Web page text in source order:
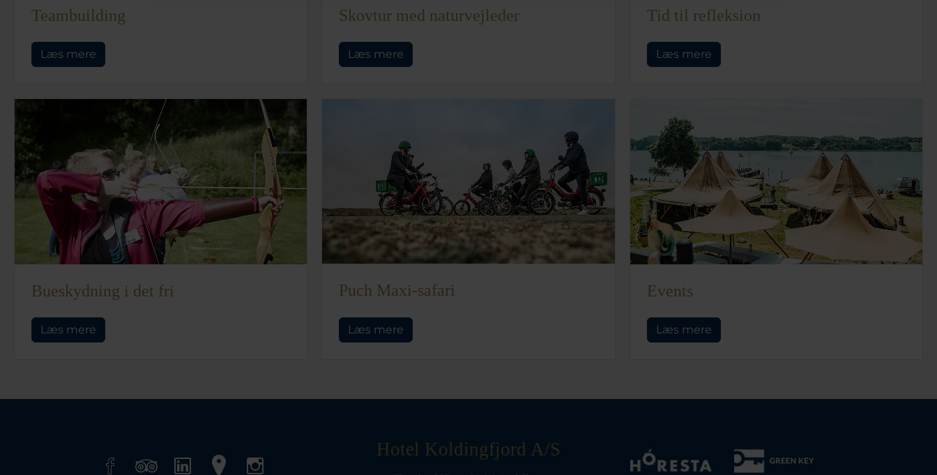
Teambuilding
Læs mere
Skovtur med naturvejleder
Læs mere
Tid til refleksion
Læs mere
Bueskydning i det fri
Læs mere
Puch Maxi-safari
Læs mere
Events
Læs mere
Hotel Koldingfjord A/S